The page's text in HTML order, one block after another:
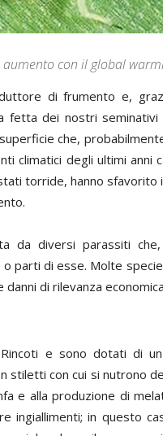
con il global
di frumento e,
fetta dei nostri
che,
climatici degli ultimi
torride, hanno sfavorito
da diversi parassiti
parti di esse. Molte
di rilevanza
e sono dotati di
stiletti con cui si nutrono
e alla produzione di
ingiallimenti; in questo